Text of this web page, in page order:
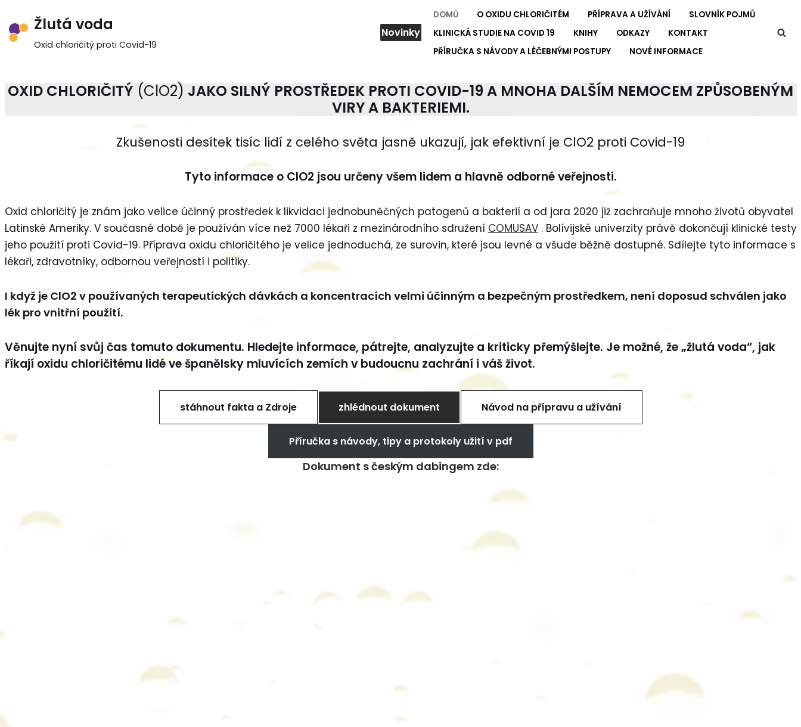
PřeskočitŽlutá voda
Oxid chloričitý proti Covid-19
Novinky
DOMŮ O OXIDU CHLORIČITÉM PŘÍPRAVA A UŽÍVÁNÍ
SLOVNÍK POJMŮ
KLINICKÁ STUDIE NA COVID 19
KNIHY ODKAZY
KONTAKT
PŘÍRUČKA S NÁVODY A LÉČEBNÝMI POSTUPY
NOVÉ INFORMACE
OXID CHLORIČITÝ (ClO2) JAKO SILNÝ PROSTŘEDEK PROTI COVID-19 A MNOHA DALŠÍM NEMOCEM ZPŮSOBENÝM
VIRY A BAKTERIEMI.
Zkušenosti desítek tisíc lidí z celého světa jasně ukazují, jak efektivní je ClO2 proti Covid-19
Tyto informace o ClO2 jsou určeny všem lidem a hlavně odborné veřejnosti.
Oxid chloričitý je znám jako velice účinný prostředek k likvidaci jednobuněčných patogenů a bakterií a od jara 2020 již zachraňuje mnoho životů obyvatel
Latinské Ameriky. V současné době je používán více než 7000 lékaři z mezinárodního sdružení COMUSAV. Bolívijské univerzity právě dokončují klinické testy
jeho použití proti Covid-19. Příprava oxidu chloričitého je velice jednoduchá, ze surovin, které jsou levné a všude běžně dostupné. Sdílejte tyto informace s
lékaři, zdravotníky, odbornou veřejností i politiky.
I když je ClO2 v používaných terapeutických dávkách a koncentracích velmi účinným a bezpečným prostředkem, není doposud schválen jako
lék pro vnitřní použití.
Věnujte nyní svůj čas tomuto dokumentu. Hledejte informace, pátrejte, analyzujte a kriticky přemýšlejte. Je možné, že „žlutá voda“, jak
říkají oxidu chloričitému lidé ve španělsky mluvících zemích v budoucnu zachrání i váš život.
stáhnout fakta a Zdroje zhlédnout dokument Návod na přípravu a užívání
Příručka s návody, tipy a protokoly užití v pdf
Dokument s českým dabingem zde: